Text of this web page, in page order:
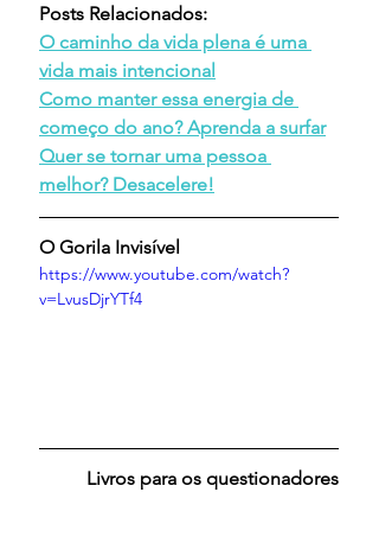
Posts Relacionados:
O caminho da vida plena é uma
vida mais intencional
Como manter essa energia de
começo do ano? Aprenda a surfar
Quer se tornar uma pessoa
melhor? Desacelere!
O Gorila Invisível
https://www.youtube.com/watch?
v=LvusDjrYTf4
Livros para os questionadores